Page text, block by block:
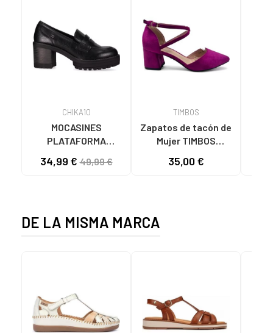
CHIKA10
MOCASINES
PLATAFORMA
NEGROS NEGRO-
34,99 €49,99 €
TIMBOS
Zapatos de tacón de
Mujer TIMBOS
VESTIR MUJER
35,00 €
DE LA MISMA MARCA